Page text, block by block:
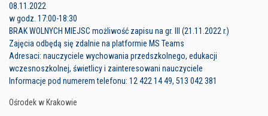
08.11.2022
w godz. 17:00-18:30
BRAK WOLNYCH MIEJSC możliwość zapisu na gr. III (21.11.2022 r.)
Zajęcia odbędą się zdalnie na platformie MS Teams
Adresaci: nauczyciele wychowania przedszkolnego, edukacji
wczesnoszkolnej, świetlicy i zainteresowani nauczyciele
Informacje pod numerem telefonu: 12 422 14 49, 513 042 381
Ośrodek w Krakowie